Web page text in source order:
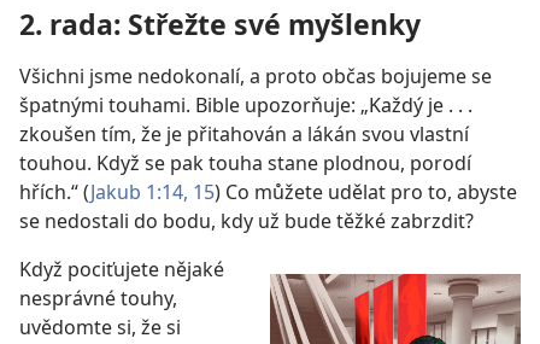
2. rada: Střežte své myšlenky
Všichni jsme nedokonalí, a proto občas bojujeme se
špatnými touhami. Bible upozorňuje: „Každý je . . .
zkoušen tím, že je přitahován a lákán svou vlastní
touhou. Když se pak touha stane plodnou, porodí
hřích.“ (Jakub 1:14, 15) Co můžete udělat pro to, abyste
se nedostali do bodu, kdy už bude těžké zabrzdit?
Když pociťujete nějaké
nesprávné touhy,
uvědomte si, že si